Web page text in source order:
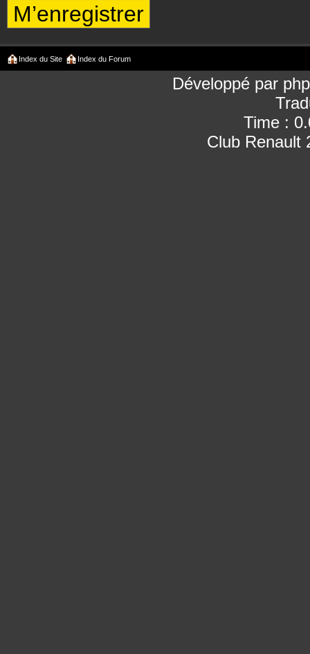
M’enregistrer
Index du Site Index du Forum
Développé par
Time :
Club Renault